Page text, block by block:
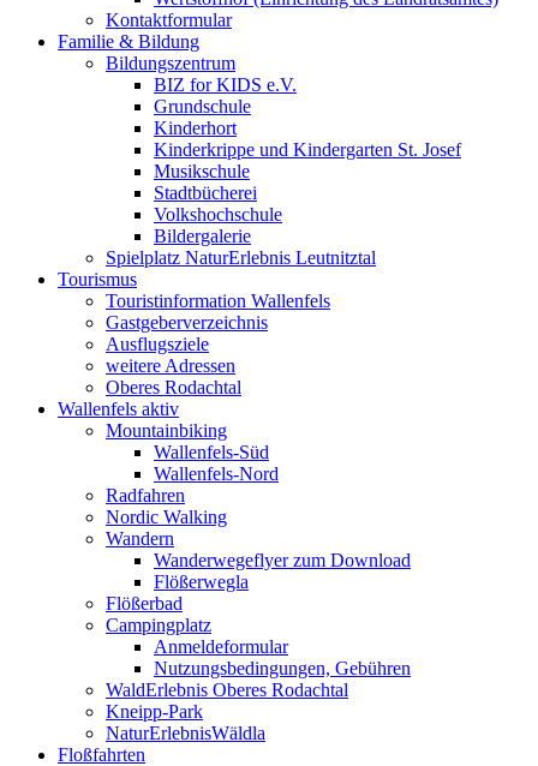
Kontaktformular
Familie & Bildung
Bildungszentrum
BIZ for KIDS e.V.
Grundschule
Kinderhort
Kinderkrippe und Kindergarten St. Josef
Musikschule
Stadtbücherei
Volkshochschule
Bildergalerie
Spielplatz NaturErlebnis Leutnitztal
Tourismus
Touristinformation Wallenfels
Gastgeberverzeichnis
Ausflugsziele
weitere Adressen
Oberes Rodachtal
Wallenfels aktiv
Mountainbiking
Wallenfels-Süd
Wallenfels-Nord
Radfahren
Nordic Walking
Wandern
Wanderwegeflyer zum Download
Flößerwegla
Flößerbad
Campingplatz
Anmeldeformular
Nutzungsbedingungen, Gebühren
WaldErlebnis Oberes Rodachtal
Kneipp-Park
NaturErlebnisWäldla
Floßfahrten